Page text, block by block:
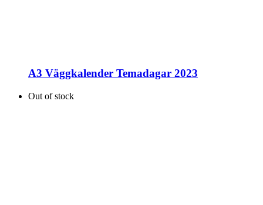
A3 Väggkalender Temadagar 2023
Out of stock